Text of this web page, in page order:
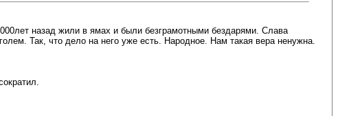
назад жили в ямах и были безграмотными бездарями. Слава
Так, что дело на него уже есть. Народное. Нам такая вера ненужна.